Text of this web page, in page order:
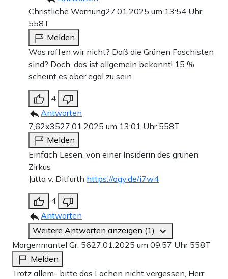
Christliche Warnung27.01.2025 um 13:54 Uhr
558T
Melden
Was raffen wir nicht? Daß die Grünen Faschisten
sind? Doch, das ist allgemein bekannt! 15 %
scheint es aber egal zu sein.
4
Antworten
7,62x3527.01.2025 um 13:01 Uhr 558T
Melden
Einfach Lesen, von einer Insiderin des grünen
Zirkus
Jutta v. Ditfurth https://ogy.de/i7w4
4
Antworten
Weitere Antworten anzeigen (1)
Morgenmantel Gr. 5627.01.2025 um 09:57 Uhr 558T
Melden
Trotz allem- bitte das Lachen nicht vergessen, Herr